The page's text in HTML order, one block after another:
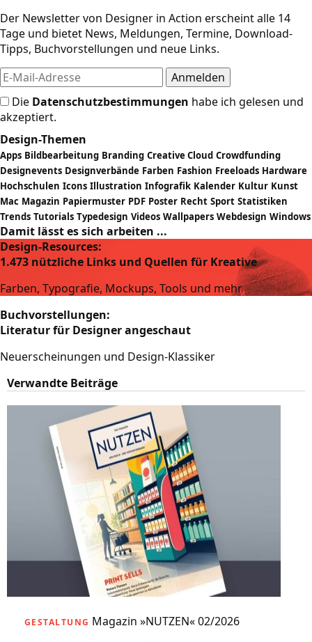
Der Newsletter von Designer in Action erscheint alle 14
Tage und bietet News, Meldungen, Termine, Download-
Tipps, Buchvorstellungen und neue Links.
Die Datenschutzbestimmungen habe ich gelesen und
akzeptiert.
Design-Themen
Apps Bildbearbeitung Branding Creative Cloud Crowdfunding
Designevents Designverbände Farben Fashion Freeloads Hardware
Hochschulen Icons Illustration Infografik Kalender Kultur Kunst
Mac Magazin Papiermuster PDF Poster Recht Sport Statistiken
Trends Tutorials Typedesign Videos Wallpapers Webdesign Windows
Damit lässt es sich arbeiten ...
Design-Resources:
1.473 nützliche Links und Quellen für Kreative
Farben, Typografie, Mockups, Tools und mehr
Buchvorstellungen:
Literatur für Designer angeschaut
Neuerscheinungen und Design-Klassiker
Verwandte Beiträge
GESTALTUNG Magazin »NUTZEN« 02/2026